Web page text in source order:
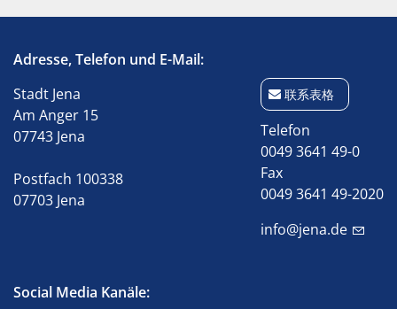
Adresse, Telefon und E-Mail:
Stadt Jena
Am Anger 15
07743 Jena
Postfach 100338
07703 Jena
联系表格
Telefon
0049 3641 49-0
Fax
0049 3641 49-2020
info@jena.de
Social Media Kanäle: